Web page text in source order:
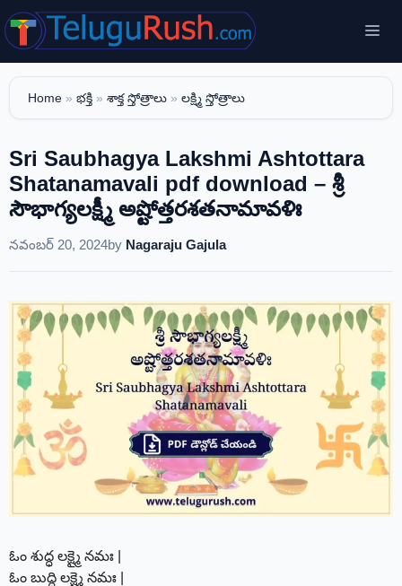
Skip
to
content
Home » భక్తి » శాక్త స్తోత్రాలు » లక్ష్మి స్తోత్రాలు
Sri Saubhagya Lakshmi Ashtottara
Shatanamavali pdf download – శ్రీ
సౌభాగ్యలక్ష్మీ అష్టోత్తరశతనామావళిః
నవంబర్ 20, 2024by Nagaraju Gajula
ఓం శుద్ధ లక్ష్మై నమః |
ఓం బుద్ధి లక్ష్మై నమః |